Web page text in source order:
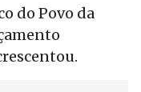
do Povo da